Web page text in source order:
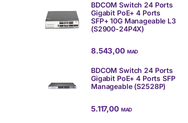
BDCOM Switch 24 Ports
Gigabit PoE+ 4 Ports
SFP+ 10G Manageable L3
(S2900-24P4X)
8.543,00 MAD
BDCOM Switch 24 Ports
Gigabit PoE+ 4 Ports SFP
Manageable (S2528P)
5.117,00 MAD